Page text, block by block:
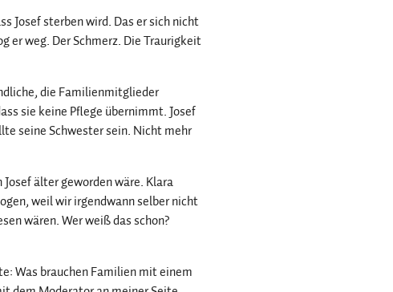
Josef sterben wird. Das er sich nicht
er weg. Der Schmerz. Die Traurigkeit
die Familienmitglieder
sie keine Pflege übernimmt. Josef
seine Schwester sein. Nicht mehr
älter geworden wäre. Klara
weil wir irgendwann selber nicht
wären. Wer weiß das schon?
Was brauchen Familien mit einem